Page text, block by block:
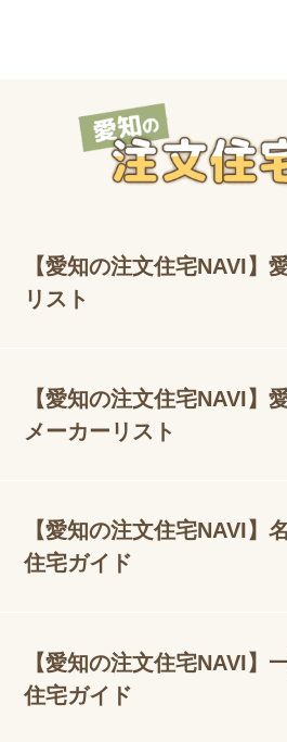
【愛知の注文住宅NAVI】
リスト
【愛知の注文住宅NAVI】
メーカーリスト
【愛知の注文住宅NAVI】
住宅ガイド
【愛知の注文住宅NAVI】
住宅ガイド